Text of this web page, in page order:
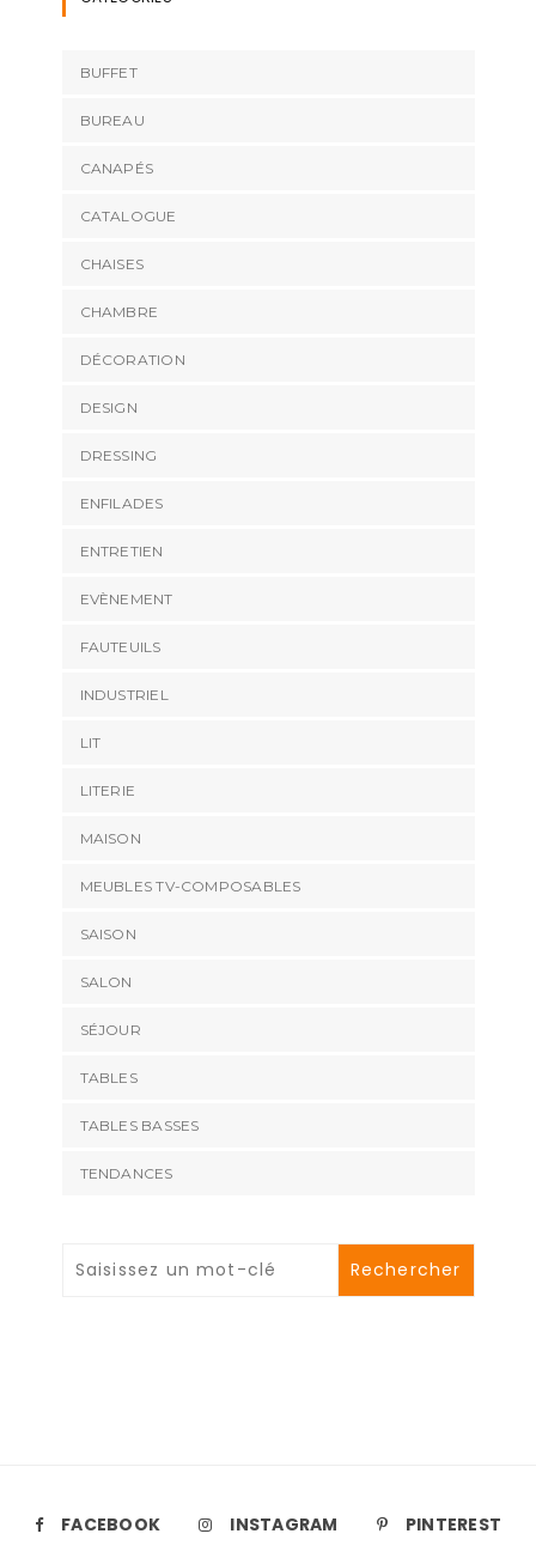
BUFFET
BUREAU
CANAPÉS
CATALOGUE
CHAISES
CHAMBRE
DÉCORATION
DESIGN
DRESSING
ENFILADES
ENTRETIEN
EVÈNEMENT
FAUTEUILS
INDUSTRIEL
LIT
LITERIE
MAISON
MEUBLES TV-COMPOSABLES
SAISON
SALON
SÉJOUR
TABLES
TABLES BASSES
TENDANCES
FACEBOOK INSTAGRAM PINTEREST